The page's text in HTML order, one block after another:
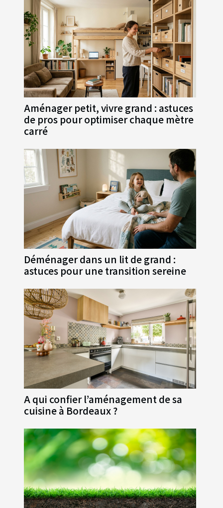
Aménager petit, vivre grand : astuces
de pros pour optimiser chaque mètre
carré
Déménager dans un lit de grand :
astuces pour une transition sereine
A qui confier l’aménagement de sa
cuisine à Bordeaux ?